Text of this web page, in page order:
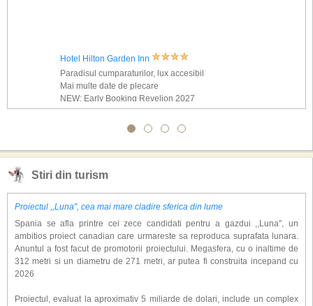
Hotel Hilton Garden Inn
Paradisul cumparaturilor, lux accesibil
Mai multe date de plecare
NEW: Early Booking Revelion 2027
Stiri din turism
Proiectul ,,Luna'', cea mai mare cladire sferica din lume
Spania se afla printre cei zece candidati pentru a gazdui ,,Luna'', un
ambitios proiect canadian care urmareste sa reproduca suprafata lunara.
Anuntul a fost facut de promotorii proiectului. Megasfera, cu o inaltime de
312 metri si un diametru de 271 metri, ar putea fi construita incepand cu
2026
Proiectul, evaluat la aproximativ 5 miliarde de dolari, include un complex